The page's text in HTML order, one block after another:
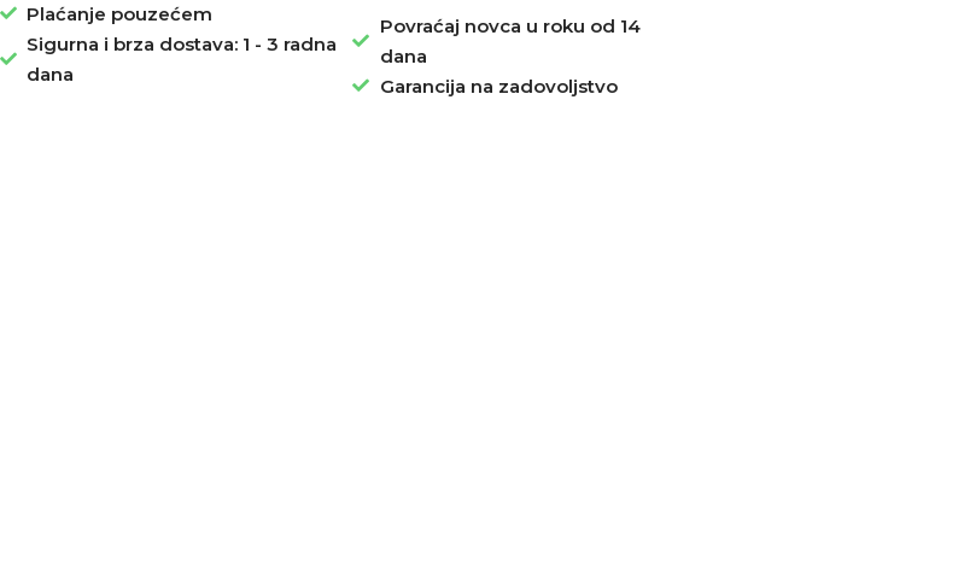
Plaćanje pouzećem
Sigurna i brza dostava: 1 - 3 radna
dana
Povraćaj novca u roku od 14
dana
Garancija na zadovoljstvo